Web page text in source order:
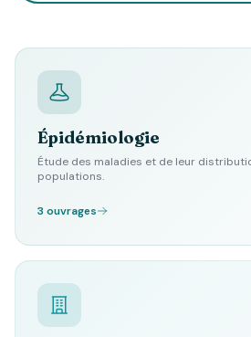
Épidémiologie
Étude des maladies et de leur
populations.
3 ouvrages